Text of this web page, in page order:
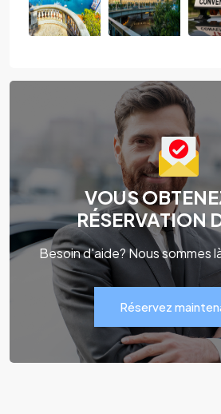
VOUS
RÉSERVATION
Besoin d'aide? Nous sommes
Réservez